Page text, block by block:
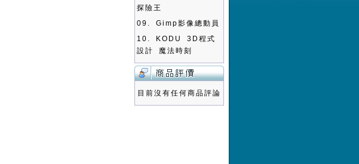
探險王
09. Gimp影像總動員
10.
KODU 3D程式
設計 魔法時刻
目前沒有任何商品評論